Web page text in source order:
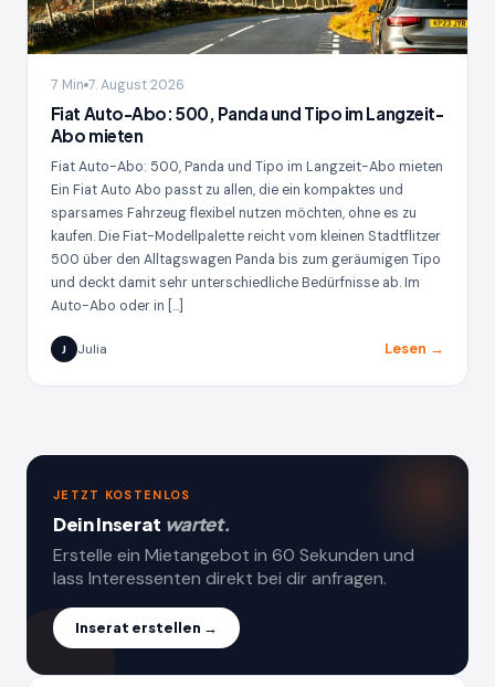
7 Min 7. August 2026
Fiat Auto-Abo: 500, Panda und Tipo im Langzeit-
Abo mieten
Fiat Auto-Abo: 500, Panda und Tipo im Langzeit-Abo mieten
Ein Fiat Auto Abo passt zu allen, die ein kompaktes und
sparsames Fahrzeug flexibel nutzen möchten, ohne es zu
kaufen. Die Fiat-Modellpalette reicht vom kleinen Stadtflitzer
500 über den Alltagswagen Panda bis zum geräumigen Tipo
und deckt damit sehr unterschiedliche Bedürfnisse ab. Im
Auto-Abo oder in […]
J Julia Lesen →
JETZT KOSTENLOS
Dein Inserat wartet.
Erstelle ein Mietangebot in 60 Sekunden und
lass Interessenten direkt bei dir anfragen.
Inserat erstellen →